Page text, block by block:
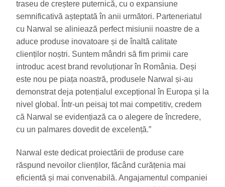
traseu de creștere puternică, cu o expansiune
semnificativă așteptată în anii următori. Parteneriatul
cu Narwal se aliniează perfect misiunii noastre de a
aduce produse inovatoare și de înaltă calitate
clienților noștri. Suntem mândri să fim primii care
introduc acest brand revoluționar în România. Deși
este nou pe piața noastră, produsele Narwal și-au
demonstrat deja potențialul excepțional în Europa și la
nivel global. Într-un peisaj tot mai competitiv, credem
că Narwal se evidențiază ca o alegere de încredere,
cu un palmares dovedit de excelență.”
Narwal este dedicat proiectării de produse care
răspund nevoilor clienților, făcând curățenia mai
eficientă și mai convenabilă. Angajamentul companiei